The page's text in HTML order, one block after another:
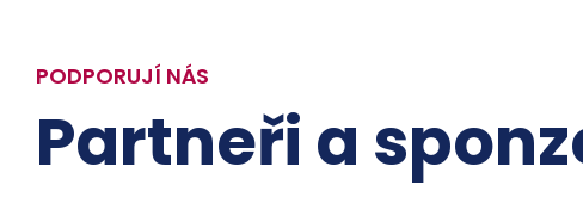
PODPORUJÍ NÁS
Partneři a